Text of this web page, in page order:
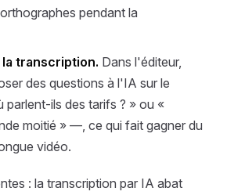
pendant la
transcription. Dans l'éditeur,
des questions à l'IA sur le
ils des tarifs ? » ou «
moitié » —, ce qui fait gagner du
vidéo.
: la transcription par IA abat